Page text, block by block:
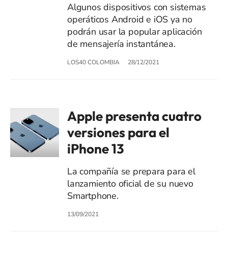
Algunos dispositivos con sistemas
operáticos Android e iOS ya no
podrán usar la popular aplicación
de mensajería instantánea.
LOS40 COLOMBIA 28/12/2021
Apple presenta cuatro
versiones para el
iPhone 13
La compañía se prepara para el
lanzamiento oficial de su nuevo
Smartphone.
13/09/2021